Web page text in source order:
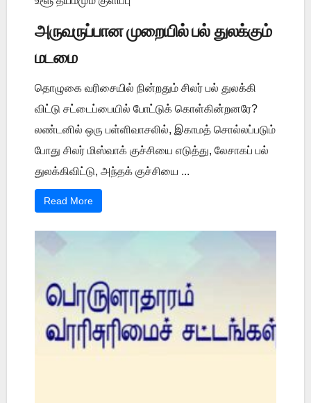
அருவருப்பான முறையில் பல் துலக்கும்
மடமை
தொழுகை வரிசையில் நின்றதும் சிலர் பல் துலக்கி
விட்டு சட்டைப்பையில் போட்டுக் கொள்கின்றனரே?
லண்டனில் ஒரு பள்ளிவாசலில், இகாமத் சொல்லப்படும்
போது சிலர் மிஸ்வாக் குச்சியை எடுத்து, லேசாகப் பல்
துலக்கிவிட்டு, அந்தக் குச்சியை ...
Read More